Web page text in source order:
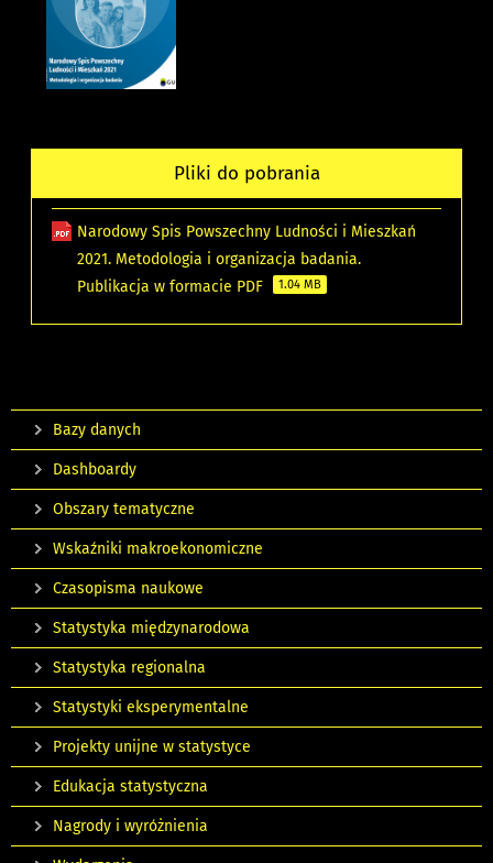
Pliki do pobrania
Narodowy Spis Powszechny Ludności i Mieszkań
2021. Metodologia i organizacja badania.
Publikacja w formacie PDF
1.04 MB
Bazy danych
Dashboardy
Obszary tematyczne
Wskaźniki makroekonomiczne
Czasopisma naukowe
Statystyka międzynarodowa
Statystyka regionalna
Statystyki eksperymentalne
Projekty unijne w statystyce
Edukacja statystyczna
Nagrody i wyróżnienia